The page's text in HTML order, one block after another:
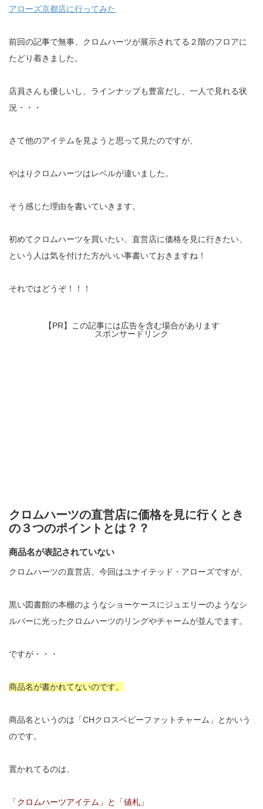
アローズ京都店に行ってみた
前回の記事で無事、クロムハーツが展示されてる２階のフロアに
たどり着きました。
店員さんも優しいし、ラインナップも豊富だし、一人で見れる状
況・・・
さて他のアイテムを見ようと思って見たのですが、
やはりクロムハーツはレベルが違いました。
そう感じた理由を書いていきます。
初めてクロムハーツを買いたい、直営店に価格を見に行きたい、
という人は気を付けた方がいい事書いておきますね！
それではどうぞ！！！
【PR】この記事には広告を含む場合があります
スポンサードリンク
クロムハーツの直営店に価格を見に行くとき
の３つのポイントとは？？
商品名が表記されていない
クロムハーツの直営店、今回はユナイテッド・アローズですが、
黒い図書館の本棚のようなショーケースにジュエリーのようなシ
ルバーに光ったクロムハーツのリングやチャームが並んでます。
ですが・・・
商品名が書かれてないのです。
商品名というのは「CHクロスベビーファットチャーム」とかいう
のです。
置かれてるのは、
「クロムハーツアイテム」と「値札」